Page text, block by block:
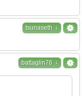
tsunaseth ↓
battaglin76 ↓